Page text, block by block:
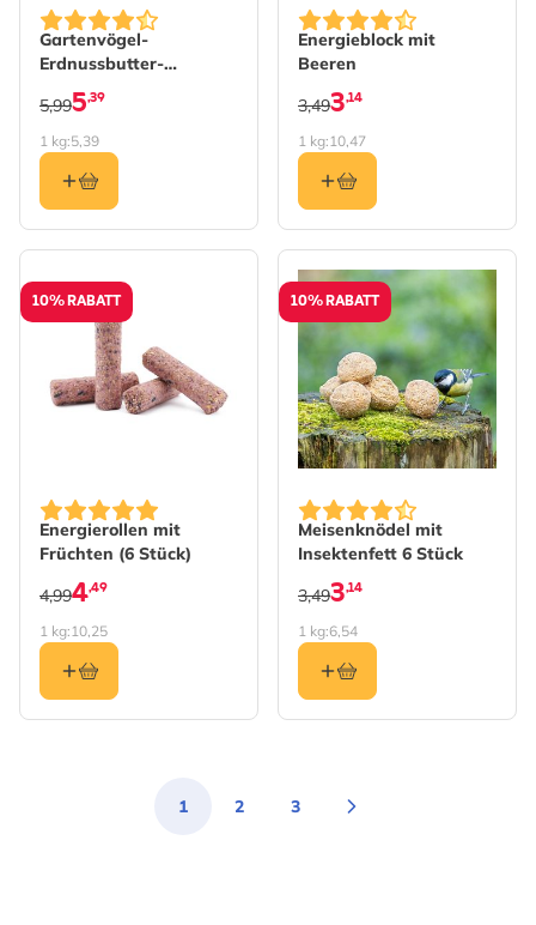
Gartenvögel-
Erdnussbutter-
Futtermasse 1 kg
5,39
5,99
1 kg:5,39
Energieblock mit
Beeren
3,14
3,49
1 kg:10,47
10% RABATT
Energierollen mit
Früchten (6 Stück)
4,49
4,99
1 kg:10,25
10% RABATT
Meisenknödel mit
Insektenfett 6 Stück
3,14
3,49
1 kg:6,54
Sie lesen gerade die Seite
1 Seite
2 Seite
3